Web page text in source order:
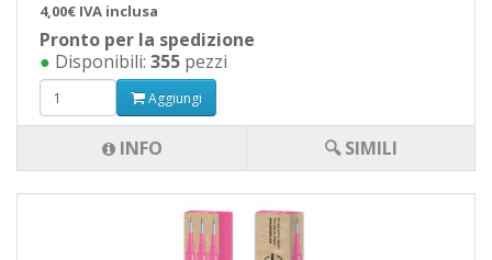
4,00€ IVA inclusa
Pronto per la spedizione
● Disponibili: 355 pezzi
Aggiungi
INFO 🔍 SIMILI